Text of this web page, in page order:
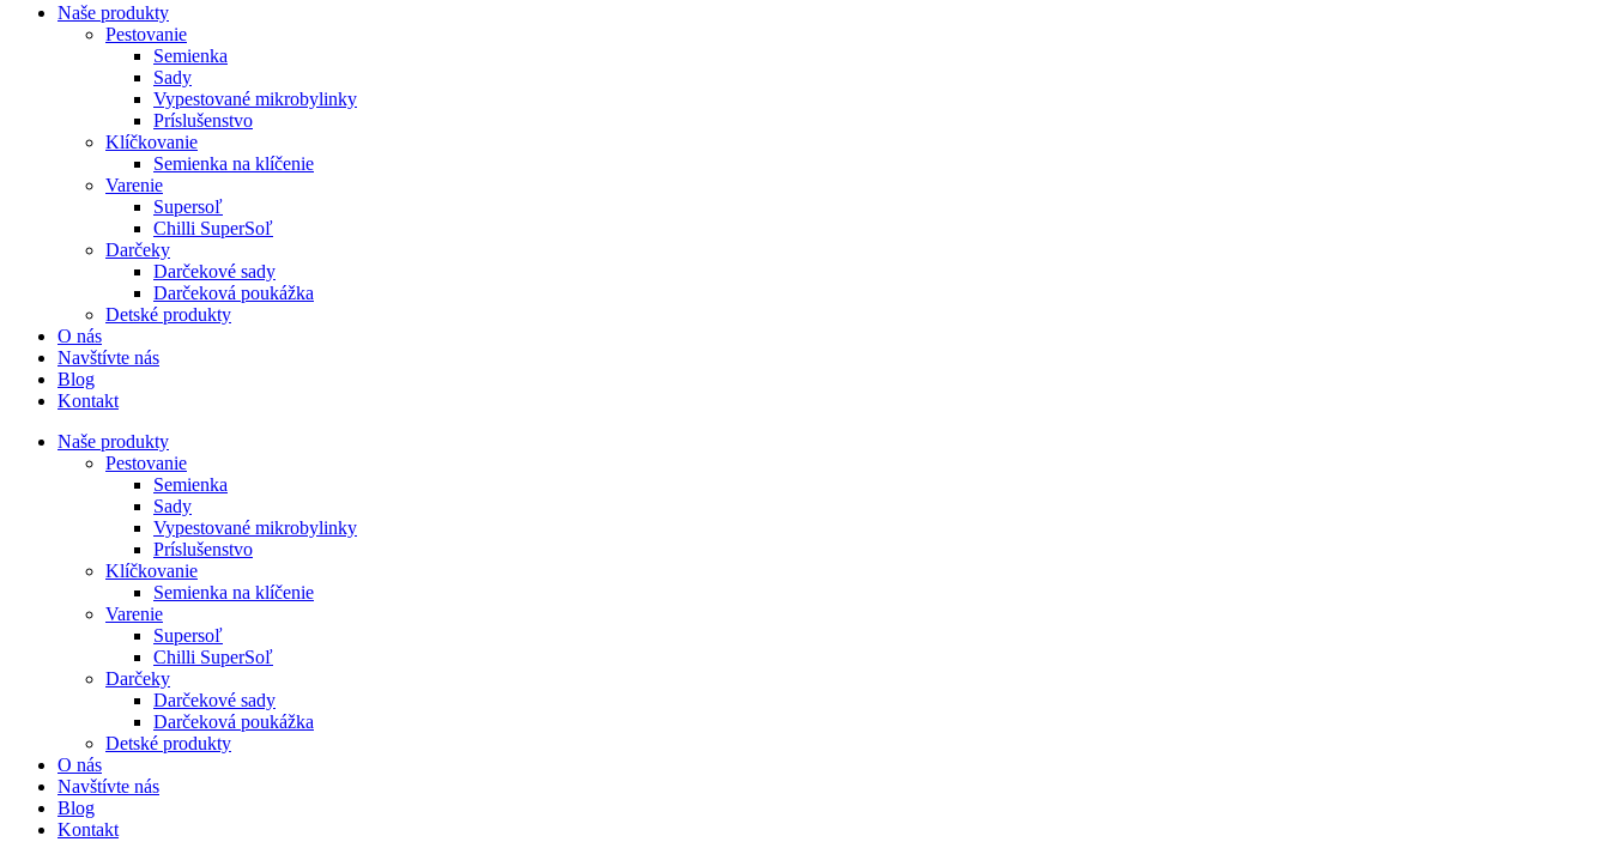
Naše produkty
Pestovanie
Semienka
Sady
Vypestované mikrobylinky
Príslušenstvo
Klíčkovanie
Semienka na klíčenie
Varenie
Supersoľ
Chilli SuperSoľ
Darčeky
Darčekové sady
Darčeková poukážka
Detské produkty
O nás
Navštívte nás
Blog
Kontakt
Naše produkty
Pestovanie
Semienka
Sady
Vypestované mikrobylinky
Príslušenstvo
Klíčkovanie
Semienka na klíčenie
Varenie
Supersoľ
Chilli SuperSoľ
Darčeky
Darčekové sady
Darčeková poukážka
Detské produkty
O nás
Navštívte nás
Blog
Kontakt